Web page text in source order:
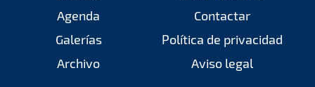
Agenda
Galerías
Archivo
Contactar
Política de privacidad
Aviso legal